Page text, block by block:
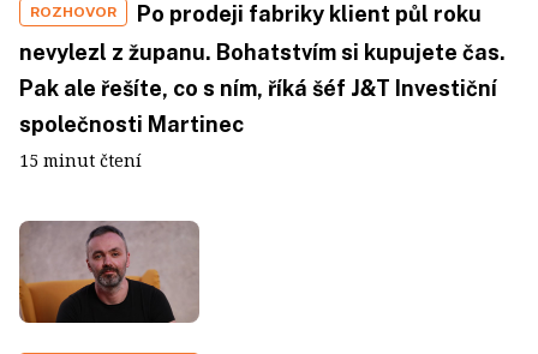
ROZHOVOR
Po prodeji fabriky klient půl roku
nevylezl z županu. Bohatstvím si kupujete čas.
Pak ale řešíte, co s ním, říká šéf J&T Investiční
společnosti Martinec
15 minut čtení